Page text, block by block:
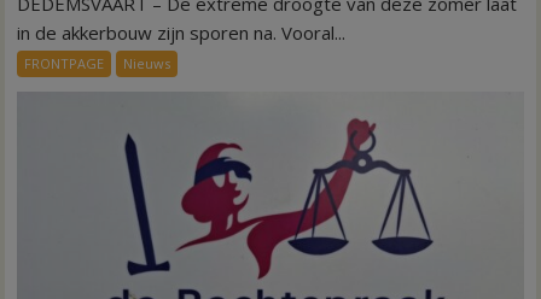
in de akkerbouw zijn sporen na. Vooral...
FRONTPAGE Nieuws